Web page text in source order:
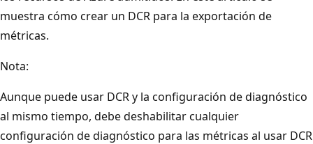
muestra cómo crear un DCR para la exportación de
métricas.
Nota:
Aunque puede usar DCR y la configuración de diagnóstico
al mismo tiempo, debe deshabilitar cualquier
configuración de diagnóstico para las métricas al usar DCR